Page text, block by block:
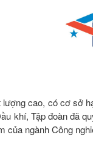
cao, có cơ sở
khí, Tập đoàn đã
của ngành Công